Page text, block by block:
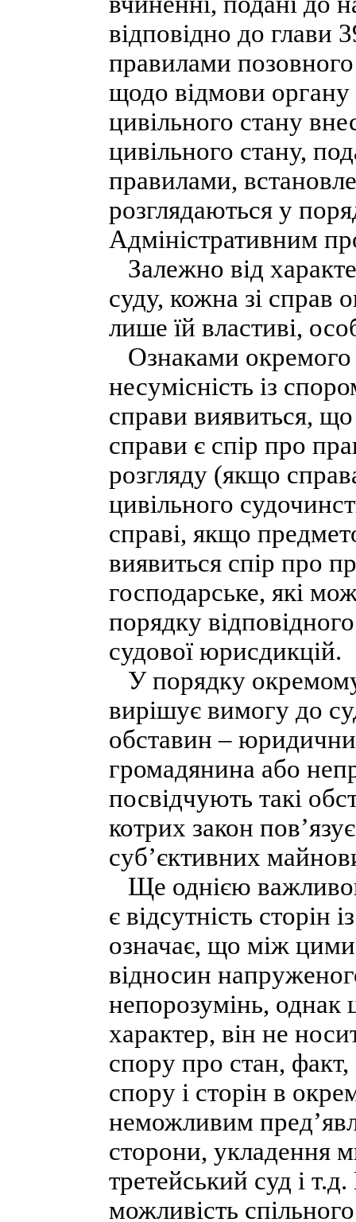
відповідно до глави
правилами
щодо відмови органу
цивільного стану
цивільного стану,
правилами,
розглядаються у
Адміністративним
Залежно від
суду, кожна зі справ
лише їй властиві,
Ознаками окремого
несумісність із
справи виявиться,
справи є спір про
розгляду (якщо
цивільного
справі, якщо
виявиться спір про
господарське, які
порядку
судової юрисдикцій.
У порядку
вирішує вимогу до
обставин –
громадянина або
посвідчують такі
котрих закон
суб’єктивних
Ще однією
є відсутність
означає, що між
відносин
непорозумінь, однак
характер, він не
спору про стан, факт,
спору і сторін в
неможливим
сторони, укладення
третейський суд і
можливість